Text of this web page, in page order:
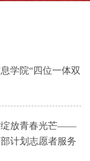
学院“四位一体双
绽放青春光芒——
计划志愿者服务